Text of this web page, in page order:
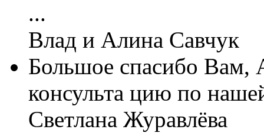
...
Влад и Алина Савчук
Большое спасибо Вам,
консульта цию по
Светлана Журавлёва